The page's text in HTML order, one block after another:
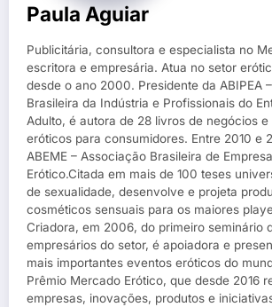
Paula Aguiar
Publicitária, consultora e especialista no
escritora e empresária. Atua no setor
desde o ano 2000. Presidente da ABIPEA
Brasileira da Indústria e Profissionais do
Adulto, é autora de 28 livros de negócios
eróticos para consumidores. Entre 2010 e
ABEME – Associação Brasileira de
Erótico.Citada em mais de 100 teses
de sexualidade, desenvolve e projeta
cosméticos sensuais para os maiores
Criadora, em 2006, do primeiro seminário
empresários do setor, é apoiadora e
mais importantes eventos eróticos do
Prêmio Mercado Erótico, que desde 2016
empresas, inovações, produtos e